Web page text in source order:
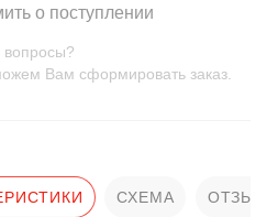
о поступлении
вопросы?
Вам сформировать заказ.
СХЕМА